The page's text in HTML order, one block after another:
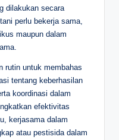
dilakukan secara
perlu bekerja sama,
maupun dalam
rutin untuk membahas
tentang keberhasilan
koordinasi dalam
efektivitas
kerjasama dalam
atau pestisida dalam